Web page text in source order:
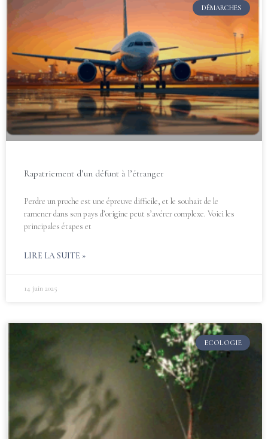
DÉMARCHES
Rapatriement d’un défunt à l’étranger
Perdre un proche est une épreuve difficile, et le souhait de le
ramener dans son pays d’origine peut s’avérer complexe. Voici les
principales étapes et
LIRE LA SUITE »
14 juin 2025
ECOLOGIE